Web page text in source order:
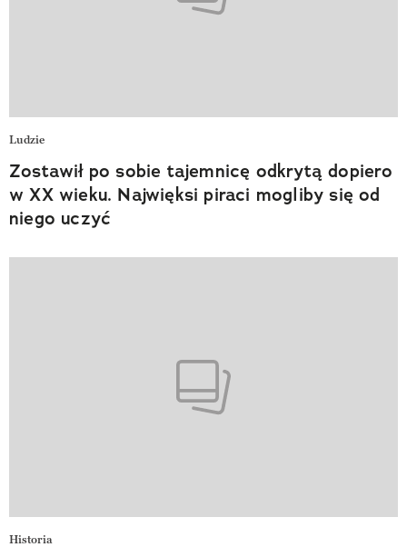
Ludzie
Zostawił po sobie tajemnicę odkrytą dopiero
w XX wieku. Najwięksi piraci mogliby się od
niego uczyć
Historia